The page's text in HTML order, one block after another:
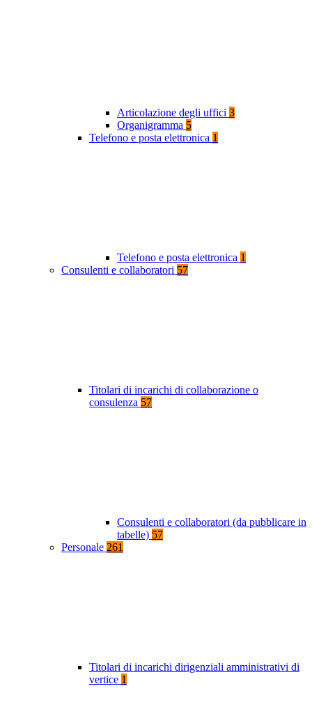
Articolazione degli uffici 3
Organigramma 5
Telefono e posta elettronica 1
Telefono e posta elettronica 1
Consulenti e collaboratori 57
Titolari di incarichi di collaborazione o
consulenza 57
Consulenti e collaboratori (da pubblicare in
tabelle) 57
Personale 261
Titolari di incarichi dirigenziali amministrativi di
vertice 1